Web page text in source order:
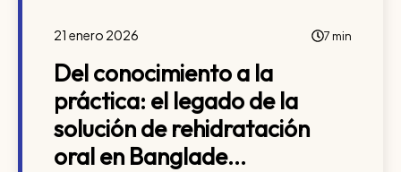
21 enero 2026 7 min
Del conocimiento a la
práctica: el legado de la
solución de rehidratación
oral en Banglade...